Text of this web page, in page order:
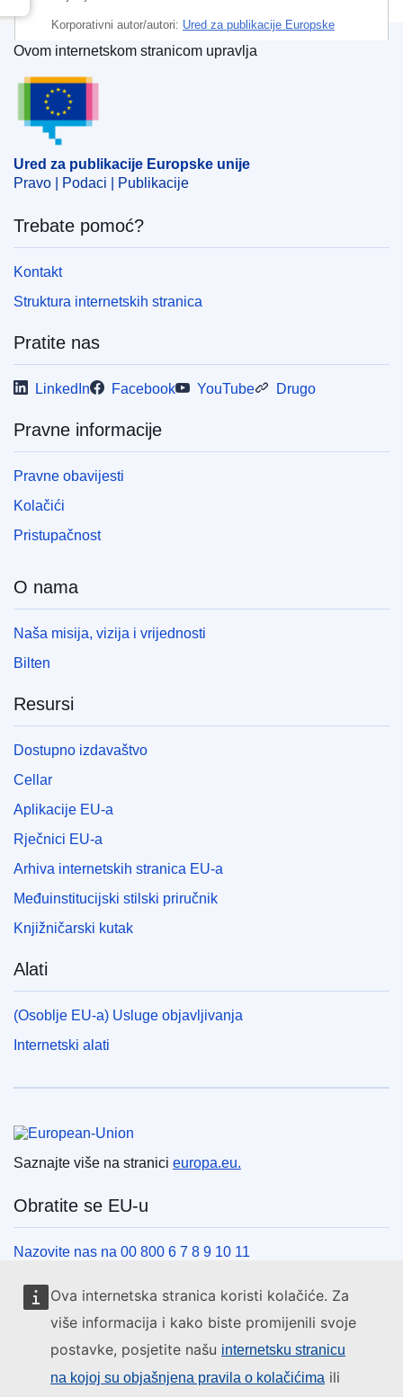
Ova internetska stranica koristi kolačiće. Za
više informacija i kako biste promijenili svoje
postavke, posjetite našu internetsku stranicu
na kojoj su objašnjena pravila o kolačićima ili
Korporativni autor/autori: Ured za publikacije Europske
unije
Predmet:
financijski instrument EU-a
međunarodne sankcije
Ured za publikacije Europske unije
Ovom internetskom stranicom upravlja
Ured za publikacije Europske unije
Pravo | Podaci | Publikacije
Trebate pomoć?
Kontakt
Struktura internetskih stranica
Pratite nas
LinkedIn Facebook YouTube Drugo
Pravne informacije
Pravne obavijesti
Kolačići
Pristupačnost
O nama
Naša misija, vizija i vrijednosti
Bilten
Resursi
Dostupno izdavaštvo
Cellar
Aplikacije EU-a
Rječnici EU-a
Arhiva internetskih stranica EU-a
Međuinstitucijski stilski priručnik
Knjižničarski kutak
Alati
(Osoblje EU-a) Usluge objavljivanja
Internetski alati
Saznajte više na stranici europa.eu.
Obratite se EU-u
Nazovite nas na 00 800 6 7 8 9 10 11
Uspostavite telefonsku vezu na drugi način
Pišite nam služeći se našim obrascem za kontakt
Upoznajte nas u jednom od centara EU-a